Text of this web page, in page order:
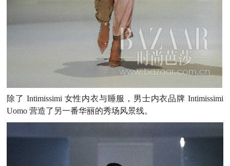
除了 Intimissimi 女性内衣与睡服，男士内衣品牌 Intimissimi
Uomo 营造了另一番华丽的秀场风景线。